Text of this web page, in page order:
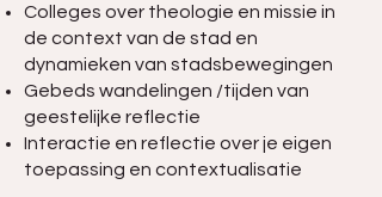
Colleges over theologie en missie in
de context van de stad en
dynamieken van stadsbewegingen
Gebeds wandelingen /tijden van
geestelijke reflectie
Interactie en reflectie over je eigen
toepassing en contextualisatie